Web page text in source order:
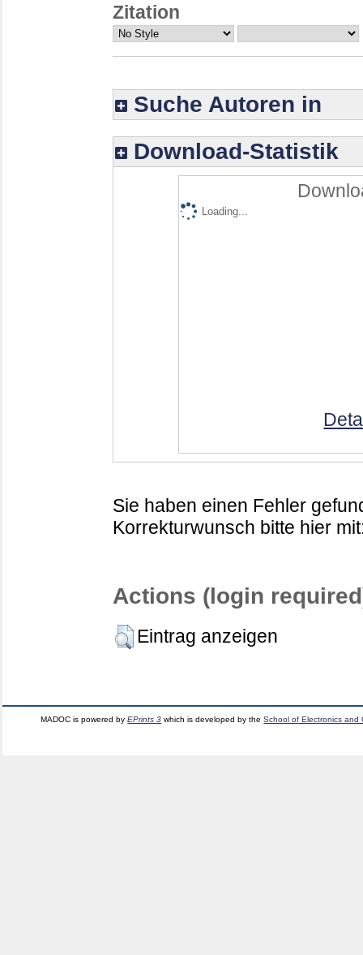
Zitation
Suche Autoren in
Download-Statistik
Loading...
Sie haben einen Fehler
Korrekturwunsch bitte hier
Actions (login
Eintrag anzeigen
MADOC is powered byEPrints 3 which is developed by theSchool of Electronics and